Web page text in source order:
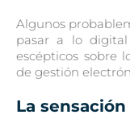
Algunos
pasar a lo digital
escépticos sobre
de gestión
La